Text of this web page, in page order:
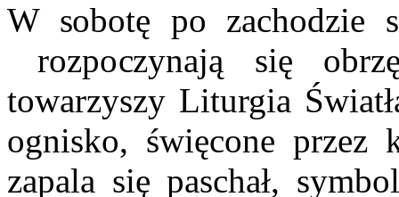
W sobotę po zachodzie
rozpoczynają się
towarzyszy Liturgia
ognisko, święcone przez
zapala się paschał,